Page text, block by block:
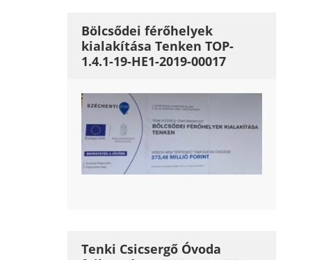
Bölcsődei férőhelyek
kialakítása Tenken TOP-
1.4.1-19-HE1-2019-00017
Tenki Csicsergő Óvoda